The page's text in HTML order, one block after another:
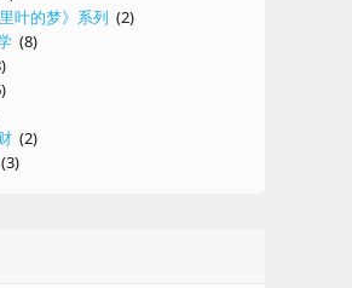
里叶的梦》系列 (2)
(8)
(2)
(3)